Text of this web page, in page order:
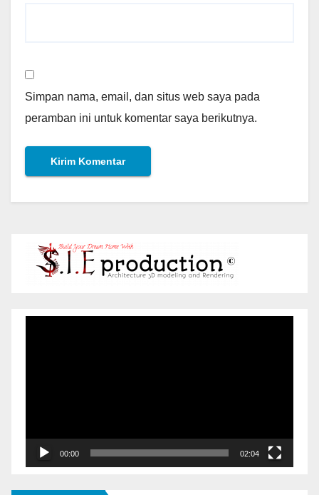
Simpan nama, email, dan situs web saya pada
peramban ini untuk komentar saya berikutnya.
00:00 02:04